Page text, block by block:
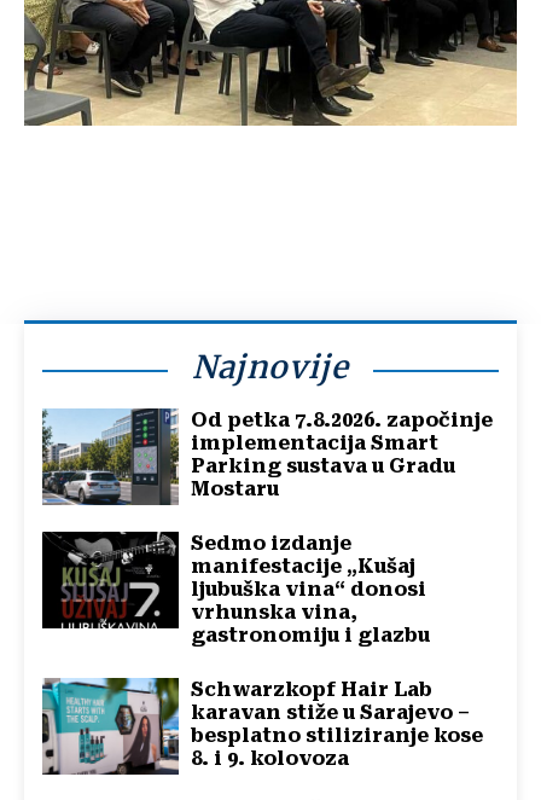
Najnovije
Od petka 7.8.2026. započinje
implementacija Smart
Parking sustava u Gradu
Mostaru
Sedmo izdanje
manifestacije „Kušaj
ljubuška vina“ donosi
vrhunska vina,
gastronomiju i glazbu
Schwarzkopf Hair Lab
karavan stiže u Sarajevo –
besplatno stiliziranje kose
8. i 9. kolovoza